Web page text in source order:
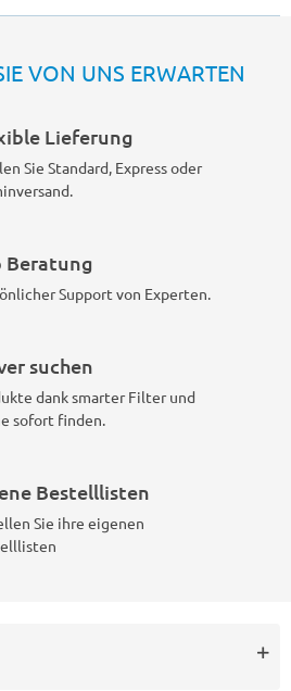
VON UNS ERWARTEN
Lieferung
Sie Standard, Express oder
Beratung
Support von Experten.
suchen
dank smarter Filter und
sofort finden.
Bestelllisten
Sie ihre eigenen